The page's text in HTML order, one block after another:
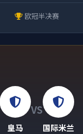
欧冠半决赛
皇马
VS
国际米兰